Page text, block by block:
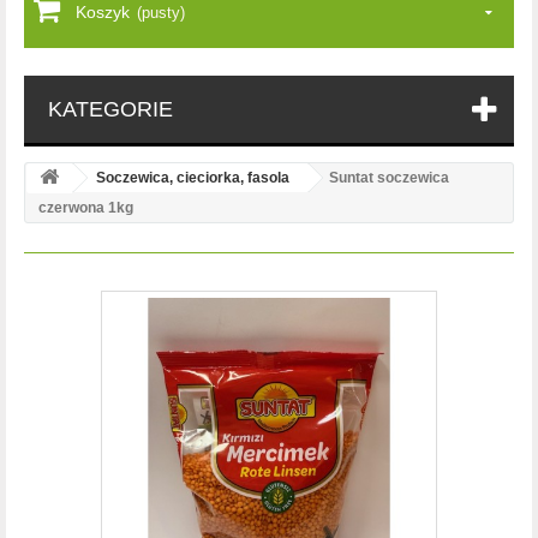
Koszyk (pusty)
KATEGORIE
Soczewica, cieciorka, fasola
Suntat soczewica
czerwona 1kg